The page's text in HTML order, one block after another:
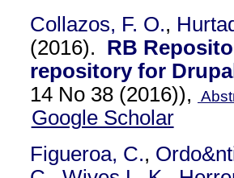
Collazos, F. O.,
(2016). RB
repository for
14 No 38 (2016)),
Google Scholar
Figueroa, C.,